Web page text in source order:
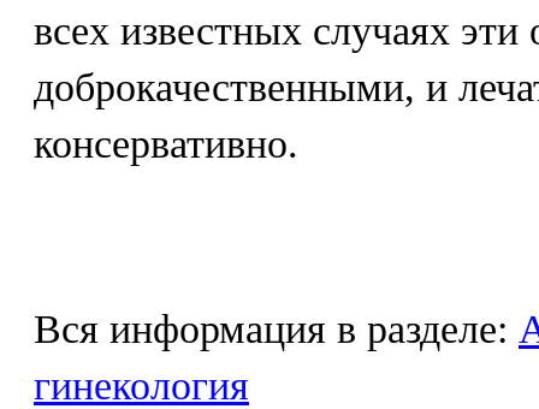
всех известных случаях
доброкачественными, и
консервативно.
Вся информация в разделе:
гинекология